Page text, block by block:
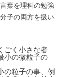
葉を理科の勉強
子の両方を扱い
ごく小さな者
小の微粒子の
粒子の事、例